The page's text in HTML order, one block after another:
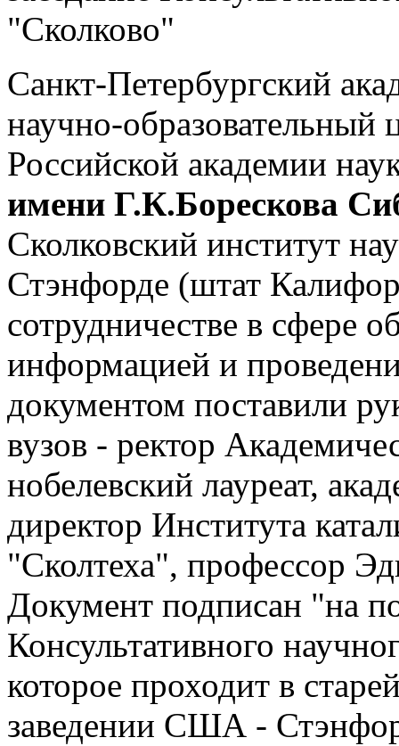
"Сколково"
Cанкт-Петербургский
научно-образовательный
Российской академии
имени Г.К.Борескова
Сколковский институт
Стэнфорде (штат
сотрудничестве в сфере
информацией и
документом поставили
вузов - ректор
нобелевский лауреат,
директор Института
"Сколтеха", профессор
Документ подписан "на
Консультативного
которое проходит в
заведении США -